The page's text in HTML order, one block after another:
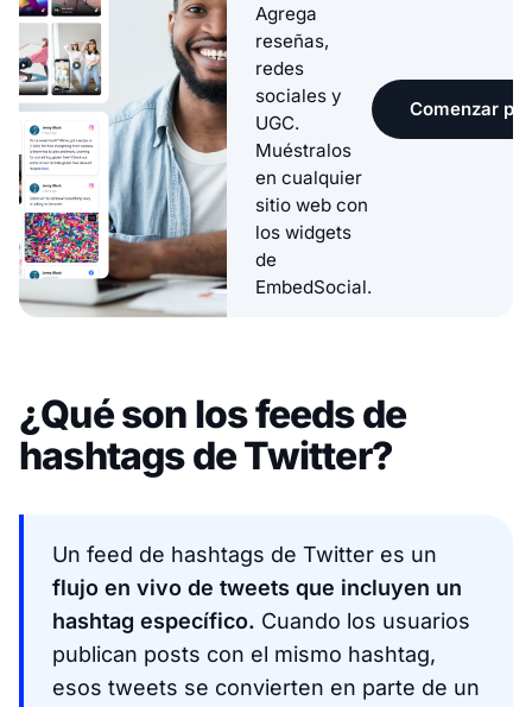
Agrega
reseñas,
redes
sociales y
UGC.
Muéstralos
en cualquier
sitio web con
los widgets
de
EmbedSocial.
Comenzar
¿Qué son los feeds de
hashtags de Twitter?
Un feed de hashtags de Twitter es un
flujo en vivo de tweets que incluyen un
hashtag específico. Cuando los usuarios
publican posts con el mismo hashtag,
esos tweets se convierten en parte de un